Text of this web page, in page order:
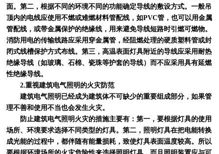
面。第二，根据不同的环境不同的功能确定导线的敷设方式。一般吊
顶内的电线应使用不燃或难燃材料管配线，如PVC管，也可以用金属
管配线，或带金属保护的绝缘线，用来避免导线短路时引燃可燃物。
消防用电的传输线路应采用穿金属管，经阻燃处理的硬质塑料管或封
闭式线槽保护方式布线。第三，高温表面灯具附近的导线应采用耐热
绝缘导线（如玻璃、石棉、瓷珠等护套的导线）而不应采用具有延燃
性绝缘导线。
2.重视建筑电气照明的火灾防范
建筑电气照明已经成为建筑体不可缺少的重要组成部分，如果管
理不善和使用不当也会发生火灾。
防止建筑电气照明火灾的措施主要有：第一，要根据灯具的使用
场所、环境要求选择不同类型的灯具。第二，照明灯具在把电能转换
成光能的过程中，都伴随有能量损耗，致使灯具表面温度较高。所以